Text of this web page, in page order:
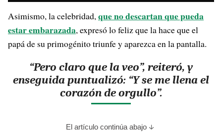
Asimismo, la celebridad, que no descartan que pueda
estar embarazada, expresó lo feliz que la hace que el
papá de su primogénito triunfe y aparezca en la pantalla.
“Pero claro que la veo”, reiteró, y
enseguida puntualizó: “Y se me llena el
corazón de orgullo”.
El artículo continúa abajo